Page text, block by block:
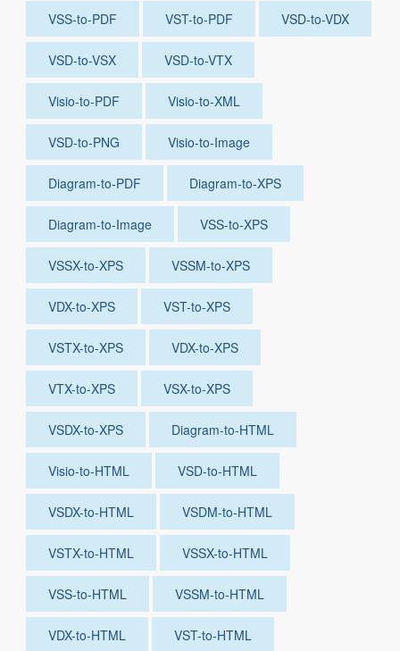
VSS-to-PDF VST-to-PDF VSD-to-VDX
VSD-to-VSX VSD-to-VTX
Visio-to-PDF Visio-to-XML
VSD-to-PNG Visio-to-Image
Diagram-to-PDF Diagram-to-XPS
Diagram-to-Image VSS-to-XPS
VSSX-to-XPS VSSM-to-XPS
VDX-to-XPS VST-to-XPS
VSTX-to-XPS VDX-to-XPS
VTX-to-XPS VSX-to-XPS
VSDX-to-XPS Diagram-to-HTML
Visio-to-HTML VSD-to-HTML
VSDX-to-HTML VSDM-to-HTML
VSTX-to-HTML VSSX-to-HTML
VSS-to-HTML VSSM-to-HTML
VDX-to-HTML VST-to-HTML